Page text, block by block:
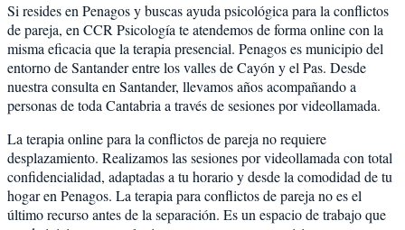
Si resides en Penagos y buscas ayuda psicológica para la conflictos
de pareja, en CCR Psicología te atendemos de forma online con la
misma eficacia que la terapia presencial. Penagos es municipio del
entorno de Santander entre los valles de Cayón y el Pas. Desde
nuestra consulta en Santander, llevamos años acompañando a
personas de toda Cantabria a través de sesiones por videollamada.
La terapia online para la conflictos de pareja no requiere
desplazamiento. Realizamos las sesiones por videollamada con total
confidencialidad, adaptadas a tu horario y desde la comodidad de tu
hogar en Penagos. La terapia para conflictos de pareja no es el
último recurso antes de la separación. Es un espacio de trabajo que